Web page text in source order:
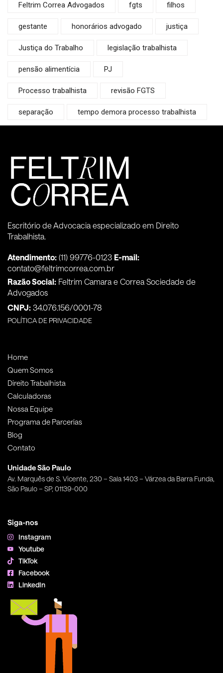
Feltrim Correa Advogados fgts filhos
gestante honorários advogado justiça
Justiça do Trabalho legislação trabalhista
pensão alimentícia PJ
Processo trabalhista revisão FGTS
separação tempo demora processo trabalhista
Escritório de Advocacia especializado em Direito
Trabalhista.
Atendimento: (11) 99776-0123 E-mail:
contato@feltrimcorrea.com.br
Razão Social: Feltrim Camara e Correa Sociedade de
Advogados
CNPJ: 34.076.156/0001-78
POLÍTICA DE PRIVACIDADE
Home
Quem Somos
Direito Trabalhista
Calculadoras
Nossa Equipe
Programa de Parcerias
Blog
Contato
Unidade São Paulo
Av. Marquês de S. Vicente, 230 – Sala 1403 – Várzea da Barra Funda,
São Paulo – SP, 01139-000
Siga-nos
Instagram
Youtube
TikTok
Facebook
LinkedIn